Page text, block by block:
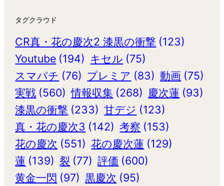
タグクラウド
CR真・花の慶次2 漆黒の衝撃 (123)
Youtube (194) キセル (75)
スマパチ (76) プレミア (83) 動画 (75)
実戦 (560) 情報収集 (268) 慶次蓮 (93)
漆黒の衝撃 (233) 甘デジ (123)
真・花の慶次3 (142) 考察 (153)
花の慶次 (551) 花の慶次蓮 (129)
蓮 (139) 裂 (77) 評価 (600)
黄金一閃 (97) 黒慶次 (95)